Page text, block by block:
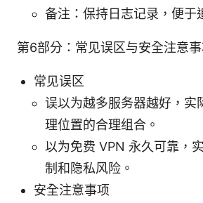
备注：保持日志记录，便于
第6部分：常见误区与安全注意
常见误区
误以为越多服务器越好，实
理位置的合理组合。
以为免费 VPN 永久可靠，
制和隐私风险。
安全注意事项